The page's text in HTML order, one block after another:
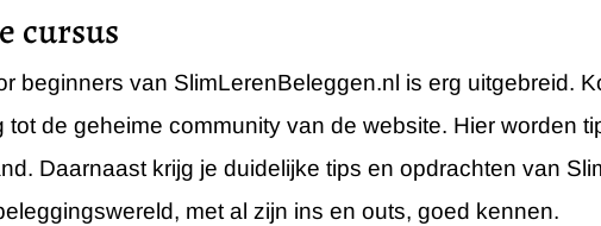
cursus
beginners van SlimLerenBeleggen.nl is erg uitgebreid.
de geheime community van de website. Hier worden
Daarnaast krijg je duidelijke tips en opdrachten van
met al zijn ins en outs, goed kennen.